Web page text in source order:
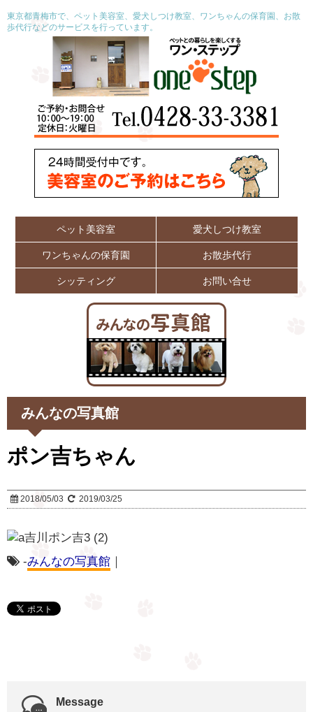
東京都青梅市で、ペット美容室、愛犬しつけ教室、ワンちゃんの保育園、お散
歩代行などのサービスを行っています。
ペット美容室 愛犬しつけ教室
ワンちゃんの保育園 お散歩代行
シッティング お問い合せ
みんなの写真館
ポン吉ちゃん
2018/05/03 2019/03/25
-みんなの写真館 ｜
Message